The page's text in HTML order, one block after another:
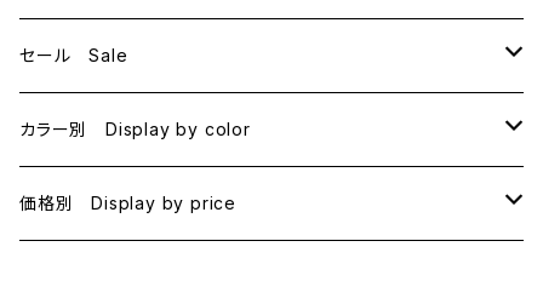
セール Sale
B70
B75
カラー別 Display by color
BLACK
価格別 Display by price